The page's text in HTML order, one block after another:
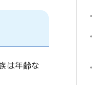
は年齢な